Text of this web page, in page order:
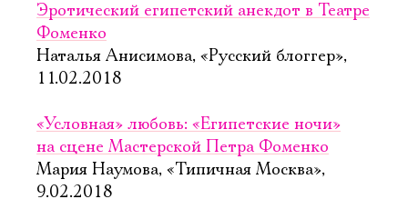
Эротический египетский анекдот в Театре
Фоменко
Наталья Анисимова, «Русский блоггер»,
11.02.2018
«Условная» любовь: «Египетские ночи»
на сцене Мастерской Петра Фоменко
Мария Наумова, «Типичная Москва»,
9.02.2018